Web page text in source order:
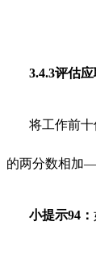
3.4.3评估
将工作前
的两分数相加
小提示94：